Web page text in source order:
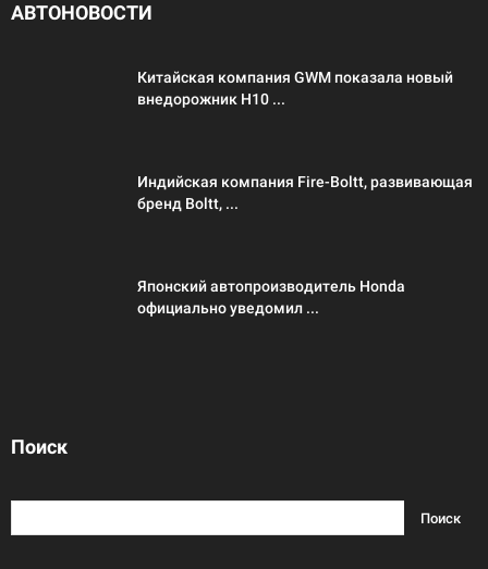
АВТОНОВОСТИ
Китайская компания GWM показала новый
внедорожник H10 ...
Индийская компания Fire-Boltt, развивающая
бренд Boltt, ...
Японский автопроизводитель Honda
официально уведомил ...
Поиск